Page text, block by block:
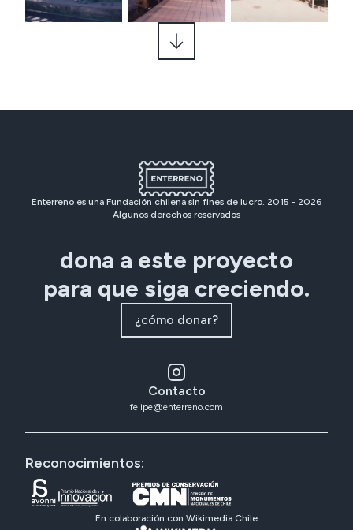
Enterreno es una Fundación chilena sin fines de lucro. 2015 - 2026
Algunos derechos reservados
dona a este proyecto
para que siga creciendo.
¿cómo donar?
Contacto
felipe@enterreno.com
Reconocimientos:
En colaboración con Wikimedia Chile